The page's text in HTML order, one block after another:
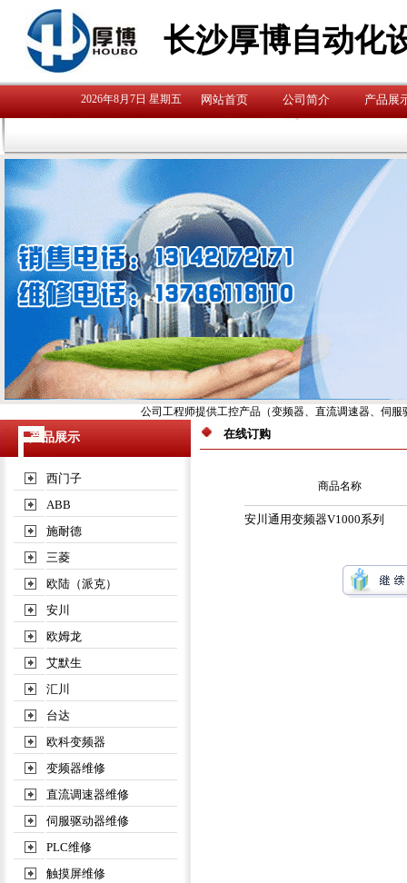
长沙厚博自动化
2026年8月7日 星期五 网站首页 公司简介 产品展
公司工程师提供工控产品（变频器、直流调速器、伺服
产品展示
西门子
ABB
施耐德
三菱
欧陆（派克）
安川
欧姆龙
艾默生
汇川
台达
欧科变频器
变频器维修
直流调速器维修
伺服驱动器维修
PLC维修
触摸屏维修
在线订购
商品名称
安川通用变频器V1000系列